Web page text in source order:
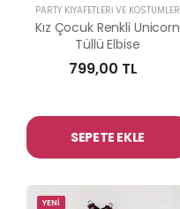
PARTY KIYAFETLERİ VE KOSTÜMLER
Kız Çocuk Renkli Unicorn
Tüllü Elbise
799,00 TL
SEPETE EKLE
YENİ